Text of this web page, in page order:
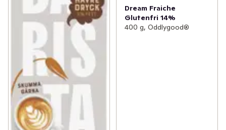
Dream Fraiche
Glutenfri 14%
400 g, Oddlygood®